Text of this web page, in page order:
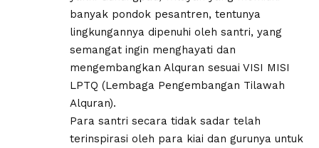
banyak pondok pesantren, tentunya
lingkungannya dipenuhi oleh santri, yang
semangat ingin menghayati dan
mengembangkan Alquran sesuai VISI MISI
LPTQ (Lembaga Pengembangan Tilawah
Alquran).
Para santri secara tidak sadar telah
terinspirasi oleh para kiai dan gurunya untuk